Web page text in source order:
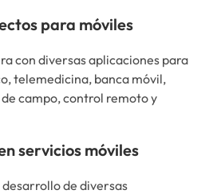
para móviles
con diversas aplicaciones para
telemedicina, banca móvil,
campo, control remoto y
servicios móviles
desarrollo de diversas